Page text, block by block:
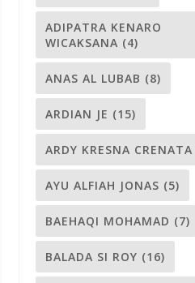
ADIPATRA KENARO
WICAKSANA (4)
ANAS AL LUBAB (8)
ARDIAN JE (15)
ARDY KRESNA CRENATA
AYU ALFIAH JONAS (5)
BAEHAQI MOHAMAD (7)
BALADA SI ROY (16)